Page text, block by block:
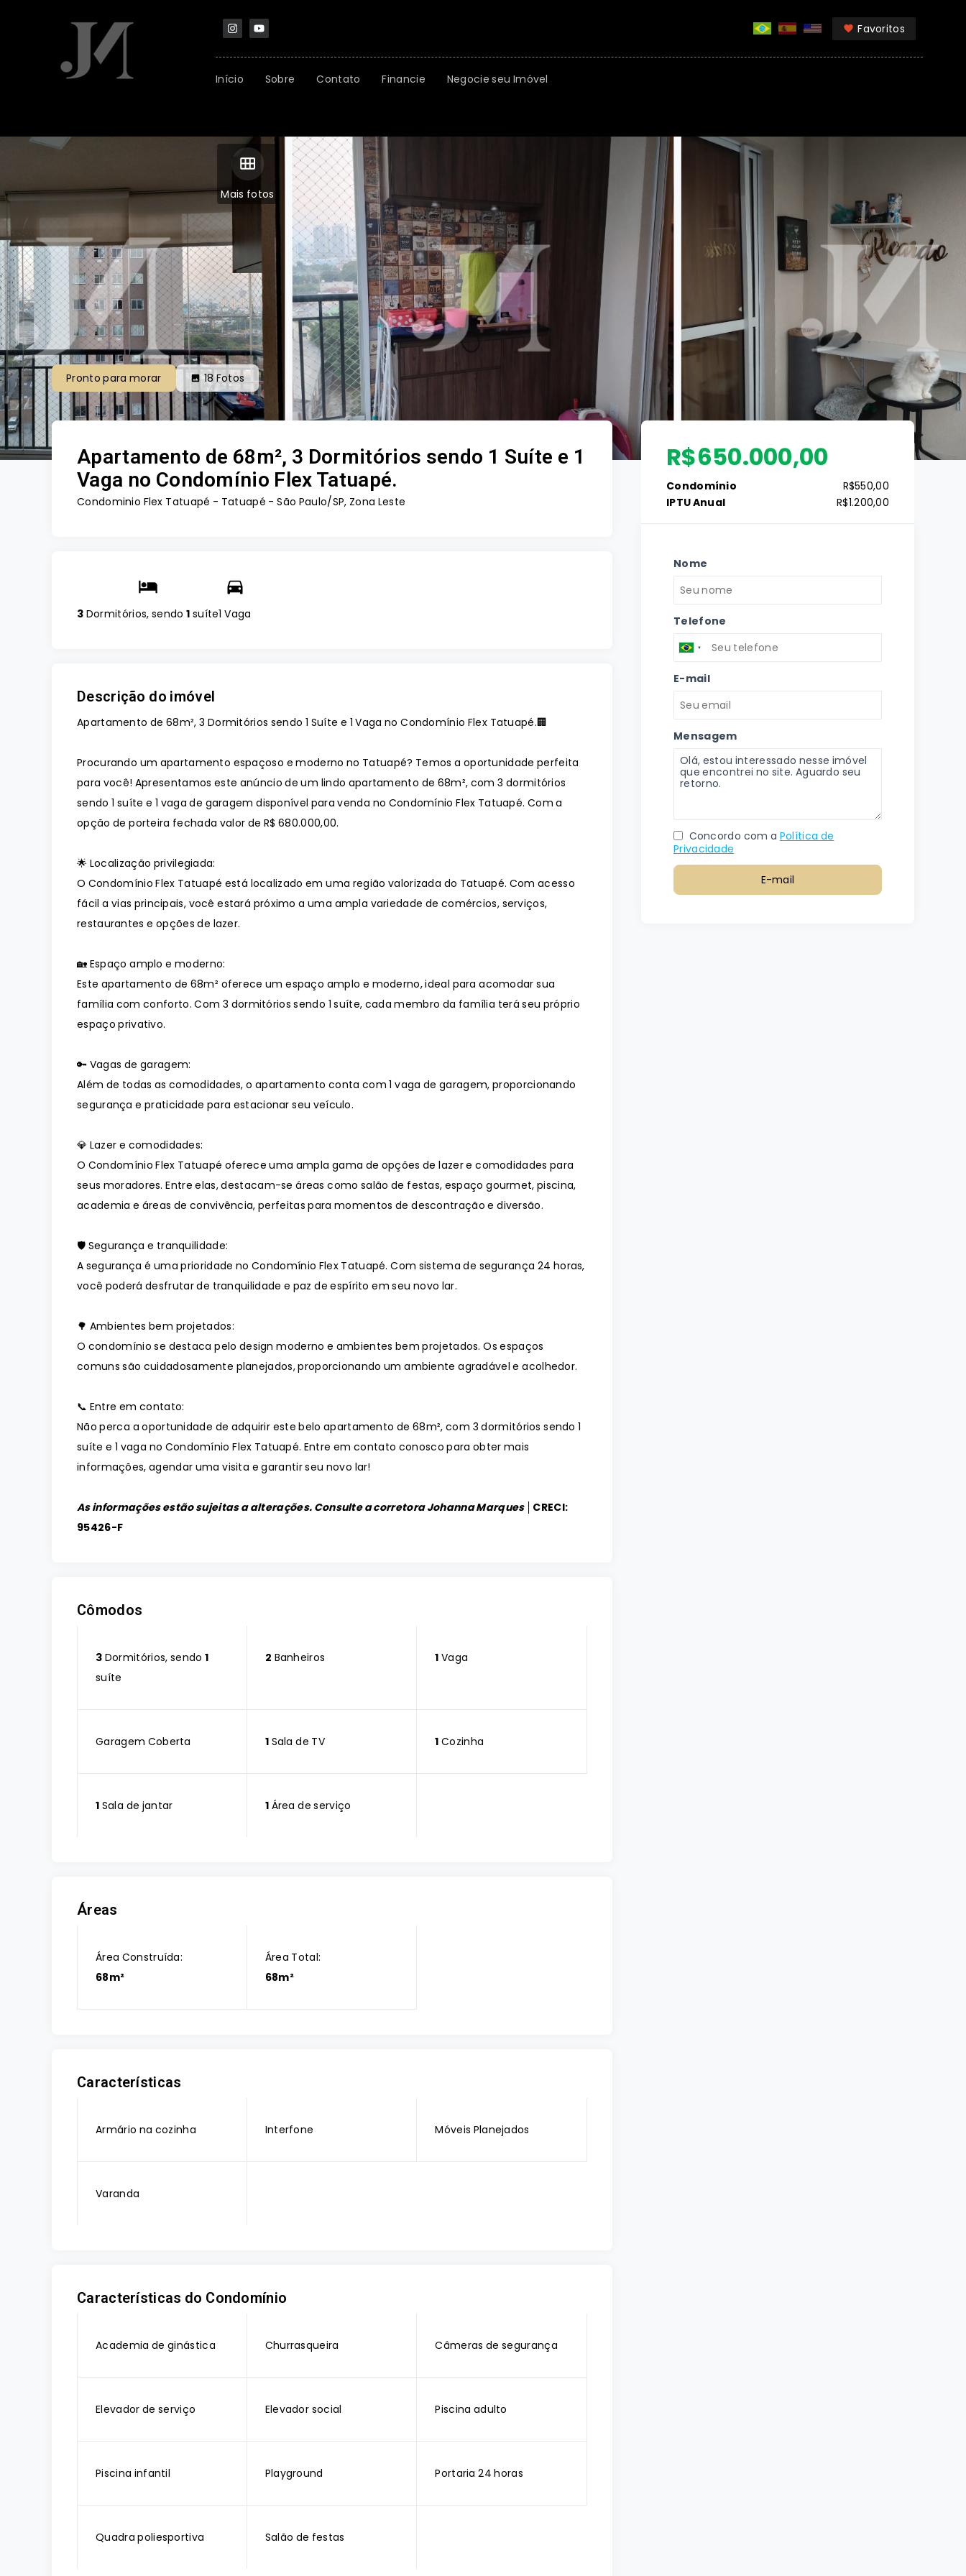
Favoritos
Início Sobre Contato Financie Negocie seu Imóvel
Mais fotos
Pronto para morar 18 Fotos
Apartamento de 68m², 3 Dormitórios sendo 1 Suíte e 1
Vaga no Condomínio Flex Tatuapé.
Condominio Flex Tatuapé - Tatuapé - São Paulo/SP, Zona Leste
3 Dormitórios, sendo1 suíte1 Vaga
Descrição do imóvel
Apartamento de 68m², 3 Dormitórios sendo 1 Suíte e 1 Vaga no Condomínio Flex Tatuapé.🏢
Procurando um apartamento espaçoso e moderno no Tatuapé? Temos a oportunidade perfeita
para você! Apresentamos este anúncio de um lindo apartamento de 68m², com 3 dormitórios
sendo 1 suíte e 1 vaga de garagem disponível para venda no Condomínio Flex Tatuapé. Com a
opção de porteira fechada valor de R$ 680.000,00.
🌟 Localização privilegiada:
O Condomínio Flex Tatuapé está localizado em uma região valorizada do Tatuapé. Com acesso
fácil a vias principais, você estará próximo a uma ampla variedade de comércios, serviços,
restaurantes e opções de lazer.
🏡 Espaço amplo e moderno:
Este apartamento de 68m² oferece um espaço amplo e moderno, ideal para acomodar sua
família com conforto. Com 3 dormitórios sendo 1 suíte, cada membro da família terá seu próprio
espaço privativo.
🔑 Vagas de garagem:
Além de todas as comodidades, o apartamento conta com 1 vaga de garagem, proporcionando
segurança e praticidade para estacionar seu veículo.
💎 Lazer e comodidades:
O Condomínio Flex Tatuapé oferece uma ampla gama de opções de lazer e comodidades para
seus moradores. Entre elas, destacam-se áreas como salão de festas, espaço gourmet, piscina,
academia e áreas de convivência, perfeitas para momentos de descontração e diversão.
🛡️ Segurança e tranquilidade:
A segurança é uma prioridade no Condomínio Flex Tatuapé. Com sistema de segurança 24 horas,
você poderá desfrutar de tranquilidade e paz de espírito em seu novo lar.
🌳 Ambientes bem projetados:
O condomínio se destaca pelo design moderno e ambientes bem projetados. Os espaços
comuns são cuidadosamente planejados, proporcionando um ambiente agradável e acolhedor.
📞 Entre em contato:
Não perca a oportunidade de adquirir este belo apartamento de 68m², com 3 dormitórios sendo 1
suíte e 1 vaga no Condomínio Flex Tatuapé. Entre em contato conosco para obter mais
informações, agendar uma visita e garantir seu novo lar!
As informações estão sujeitas a alterações. Consulte a corretora Johanna Marques │ CRECI:
95426-F
Cômodos
3 Dormitórios, sendo1
suíte
2 Banheiros 1 Vaga
Garagem Coberta 1Sala de TV 1 Cozinha
1 Sala de jantar 1Área de serviço
Áreas
Área Construída:
68m²
Área Total:
68m²
Características
Armário na cozinha Interfone Móveis Planejados
Varanda
Características do Condomínio
Academia de ginástica Churrasqueira Câmeras de segurança
Elevador de serviço Elevador social Piscina adulto
Piscina infantil Playground Portaria 24 horas
Quadra poliesportiva Salão de festas
R$650.000,00
Condomínio
R$550,00
IPTU Anual
R$1.200,00
Nome
Telefone
E-mail
Mensagem
Concordo com a Política de
Privacidade
E-mail